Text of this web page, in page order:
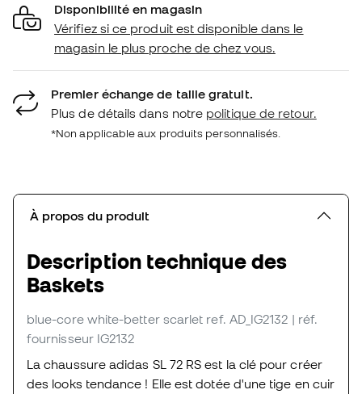
Disponibilité en magasin
Vérifiez si ce produit est disponible dans le
magasin le plus proche de chez vous.
Premier échange de taille gratuit.
Plus de détails dans notre politique de retour.
*Non applicable aux produits personnalisés.
À propos du produit
Description technique des
Baskets
blue-core white-better scarlet ref. AD_IG2132 | réf.
fournisseur IG2132
La chaussure adidas SL 72 RS est la clé pour créer
des looks tendance ! Elle est dotée d'une tige en cuir